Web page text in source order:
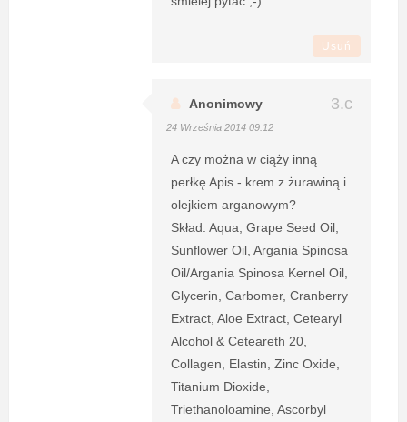
Usuń
Anonimowy
24 Września 2014 09:12
A czy można w ciąży inną
perłkę Apis - krem z żurawiną i
olejkiem arganowym?
Skład: Aqua, Grape Seed Oil,
Sunflower Oil, Argania Spinosa
Oil/Argania Spinosa Kernel Oil,
Glycerin, Carbomer, Cranberry
Extract, Aloe Extract, Cetearyl
Alcohol & Ceteareth 20,
Collagen, Elastin, Zinc Oxide,
Titanium Dioxide,
Triethanoloamine, Ascorbyl